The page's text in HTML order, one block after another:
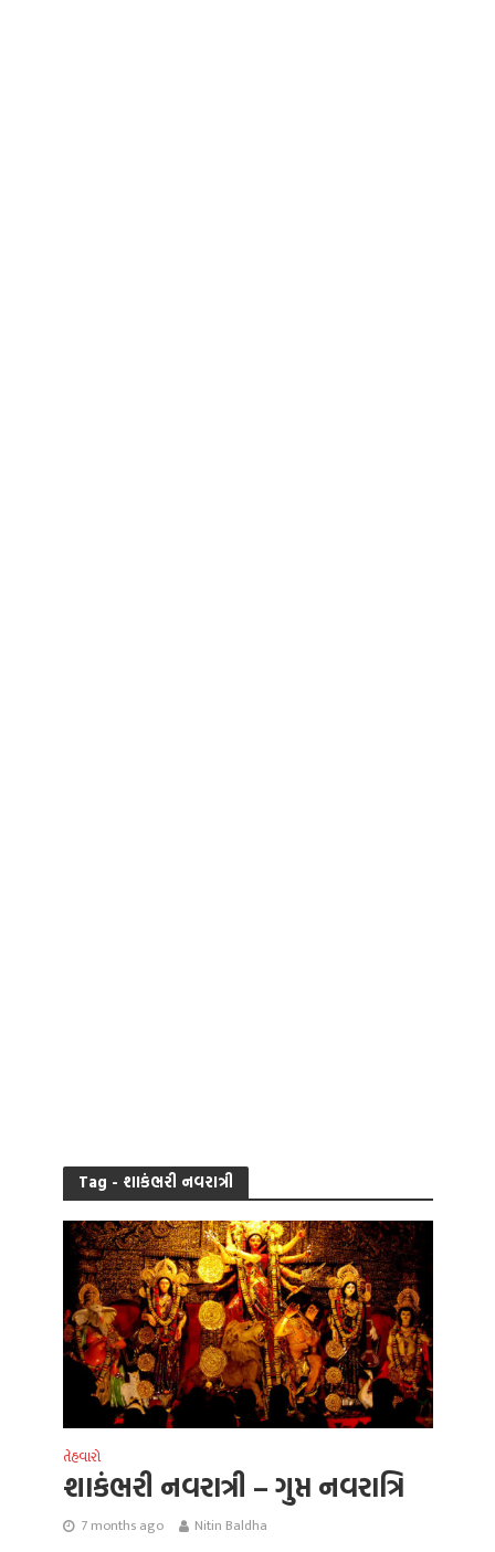
Tag - શાકંભરી નવરાત્રી
તેહવારો
શાકંભરી નવરાત્રી – ગુપ્ત નવરાત્રિ
7 months ago Nitin Baldha